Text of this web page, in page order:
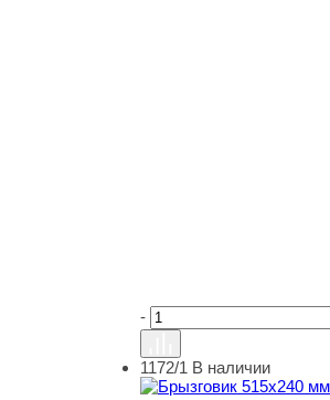
-
Брызговик 515х240 мм
1172/1 В наличии